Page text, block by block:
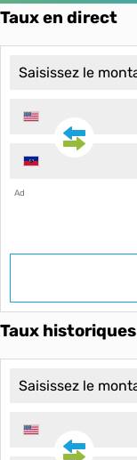
Taux en direct
Ad
Taux historiques